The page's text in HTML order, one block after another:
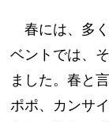
春には、多
ベントでは、
ました。春と
ポポ、カンサ